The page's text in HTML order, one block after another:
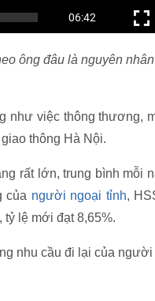
ông đâu là nguyên nhân
như việc thông thương,
thông Hà Nội.
rất lớn, trung bình mỗi
của người ngoại tỉnh,
lệ mới đạt 8,65%.
nhu cầu đi lại của người